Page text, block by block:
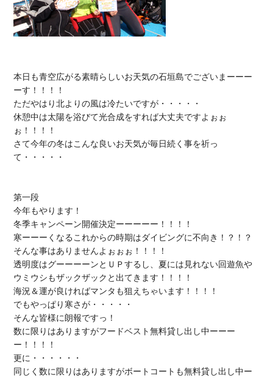
本日も青空広がる素晴らしいお天気の石垣島でございまーーー
ーす！！！！
ただやはり北よりの風は冷たいですが・・・・・
休憩中は太陽を浴びて光合成をすれば大丈夫ですよぉぉ
ぉ！！！！
さて今年の冬はこんな良いお天気が毎日続く事を祈っ
て・・・・・
第一段
冬季キャンペーン 開催決定ーーーーー！！！！
寒ーーーくなるこれからの時期はダイビングに不向き！？！？
そんな事はありませんよぉぉぉ！！！！
透明度はグーーーーンとＵＰするし、夏には見れない回遊魚や
ウミウシ もザックザックと出てきます！！！！
海況＆運が良ければマンタも狙えちゃいます！！！！
でもやっぱり寒さが・・・・・
そんな皆様に朗報ですっ！
数に限りはありますがフードベスト無料貸し出し中ーーー
ー！！！！
更に・・・・・・
同じく数に限りはありますがボートコートも無料貸し出し中ー